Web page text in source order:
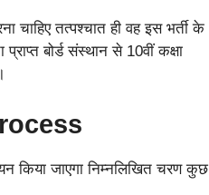
चाहिए तत्पश्चात ही वह इस भर्ती के
बोर्ड संस्थान से 10वीं कक्षा
किया जाएगा निम्नलिखित चरण कुछ